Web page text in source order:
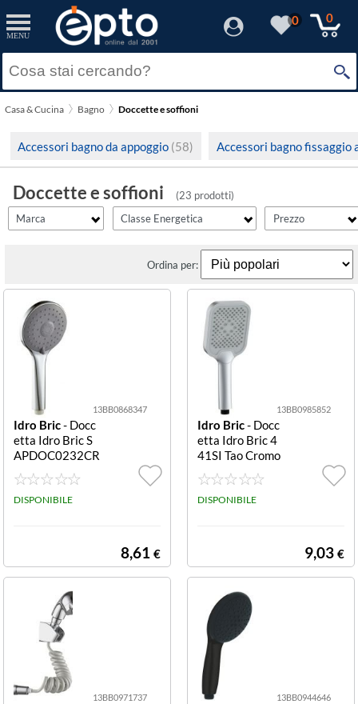
MENU
0 0
Casa & Cucina Bagno Doccette e soffioni
Accessori bagno da appoggio (58) Accessori bagno fissaggio
Doccette e soffioni
(23 prodotti)
Marca
filter_id
Idro Bric
Resetta
Classe Energetica
filtro_energy Resetta
Prezzo
filter_fprezzo
Prezzo minimo
Resetta
filter_adds
Solo Promozioni
Visualizza solo le Novità
Resetta
Ordina per:
13BB0868347
Idro Bric- Docc
etta Idro Bric S
APDOC0232CR
Prisma Cromo P
risma
DISPONIBILE
8,61 €
13BB0985852
Idro Bric- Docc
etta Idro Bric 4
41SI Tao Cromo
Tao
DISPONIBILE
9,03 €
13BB0971737 13BB0944646